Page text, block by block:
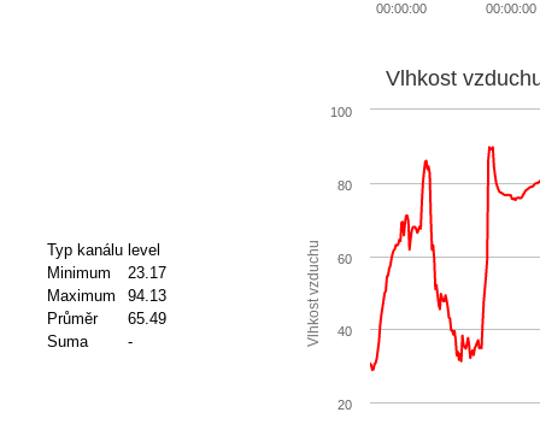
00:00:00 00:00:00
Typ kanálu level
Minimum
23.17
Maximum
94.13
Průměr
65.49
Suma
- Vlhkost vzduchu
Vlhkost
20
40
60
80
100